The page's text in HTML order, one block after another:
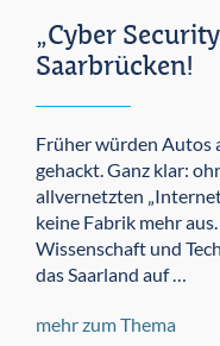
„Cyber
Saarbrücken!
Früher würden Autos
gehackt. Ganz klar:
allvernetzten
keine Fabrik mehr
Wissenschaft und
das Saarland auf …
mehr zum Thema